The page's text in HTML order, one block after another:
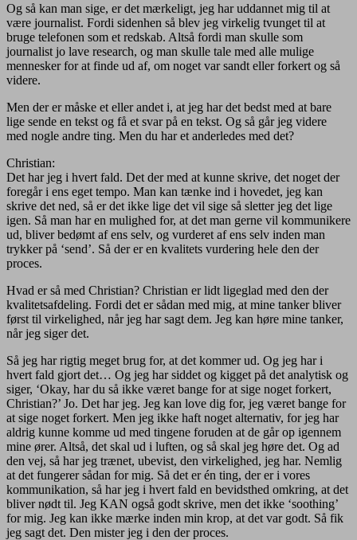
Og så kan man sige, er det mærkeligt, jeg har uddannet mig til at
være journalist. Fordi sidenhen så blev jeg virkelig tvunget til at
bruge telefonen som et redskab. Altså fordi man skulle som
journalist jo lave research, og man skulle tale med alle mulige
mennesker for at finde ud af, om noget var sandt eller forkert og så
videre.
Men der er måske et eller andet i, at jeg har det bedst med at bare
lige sende en tekst og få et svar på en tekst. Og så går jeg videre
med nogle andre ting. Men du har et anderledes med det?
Christian:
Det har jeg i hvert fald. Det der med at kunne skrive, det noget der
foregår i ens eget tempo. Man kan tænke ind i hovedet, jeg kan
skrive det ned, så er det ikke lige det vil sige så sletter jeg det lige
igen. Så man har en mulighed for, at det man gerne vil kommunikere
ud, bliver bedømt af ens selv, og vurderet af ens selv inden man
trykker på ‘send’. Så der er en kvalitets vurdering hele den der
proces.
Hvad er så med Christian? Christian er lidt ligeglad med den der
kvalitetsafdeling. Fordi det er sådan med mig, at mine tanker bliver
først til virkelighed, når jeg har sagt dem. Jeg kan høre mine tanker,
når jeg siger det.
Så jeg har rigtig meget brug for, at det kommer ud. Og jeg har i
hvert fald gjort det… Og jeg har siddet og kigget på det analytisk og
siger, ‘Okay, har du så ikke været bange for at sige noget forkert,
Christian?’ Jo. Det har jeg. Jeg kan love dig for, jeg været bange for
at sige noget forkert. Men jeg ikke haft noget alternativ, for jeg har
aldrig kunne komme ud med tingene foruden at de går op igennem
mine ører. Altså, det skal ud i luften, og så skal jeg høre det. Og ad
den vej, så har jeg trænet, ubevist, den virkelighed, jeg har. Nemlig
at det fungerer sådan for mig. Så det er én ting, der er i vores
kommunikation, så har jeg i hvert fald en bevidsthed omkring, at det
bliver nødt til. Jeg KAN også godt skrive, men det ikke ‘soothing’
for mig. Jeg kan ikke mærke inden min krop, at det var godt. Så fik
jeg sagt det. Den mister jeg i den der proces.